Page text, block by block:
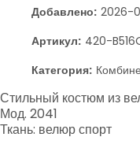
Добавлено: 2026-
Артикул: 420-
Категория:
Стильный костюм из
Мод. 2041
Ткань: велюр спорт